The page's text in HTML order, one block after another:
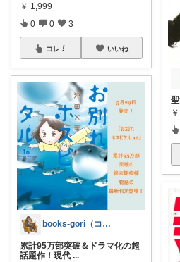
￥ 1,999
0 0 3
コレ いいね
books-gori（コミック・本など）
累計95万部突破＆ドラマ化の超
話題作！現代 ...
￥